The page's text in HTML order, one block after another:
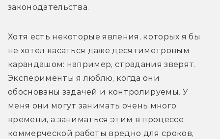
законодательства.
Хотя есть некоторые явления, которых я бы
не хотел касаться даже десятиметровым
карандашом: например, страдания зверят.
Эксперименты я люблю, когда они
обоснованы задачей и контролируемы. У
меня они могут занимать очень много
времени, а заниматься этим в процессе
коммерческой работы вредно для сроков,